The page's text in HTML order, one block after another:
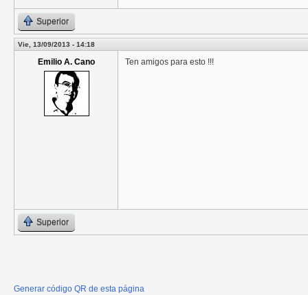
Superior
Vie, 13/09/2013 - 14:18
Emilio A. Cano Ten amigos para esto !!!
Superior
Generar código QR de esta página